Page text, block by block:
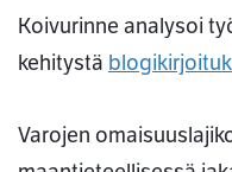
Koivurinne analysoi
kehitystä
Varojen